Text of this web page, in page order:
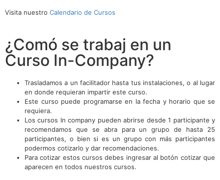
Visita nuestro Calendario de Cursos
¿Comó se trabaj en un
Curso In-Company?
Trasladamos a un facilitador hasta tus instalaciones, o al lugar
en donde requieran impartir este curso.
Este curso puede programarse en la fecha y horario que se
requiera.
Los cursos In company pueden abrirse desde 1 participante y
recomendamos que se abra para un grupo de hasta 25
participantes, o bien si es un grupo con más participantes
podermos cotizarlo y dar recomendaciones.
Para cotizar estos cursos debes ingresar al botón cotizar que
aparecen en todos nuestros cursos.